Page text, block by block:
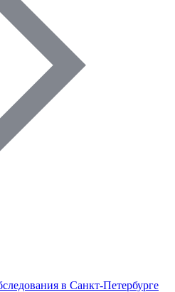
в Санкт-Петербурге